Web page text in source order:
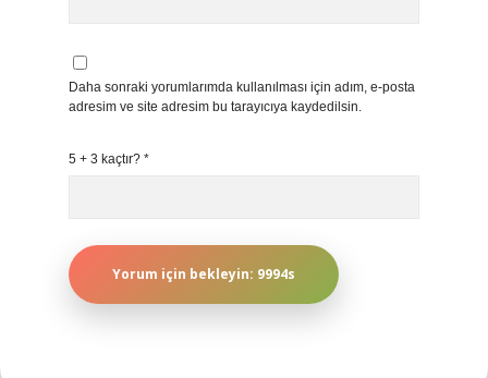
Daha sonraki yorumlarımda kullanılması için adım, e-posta
adresim ve site adresim bu tarayıcıya kaydedilsin.
5 + 3 kaçtır? *